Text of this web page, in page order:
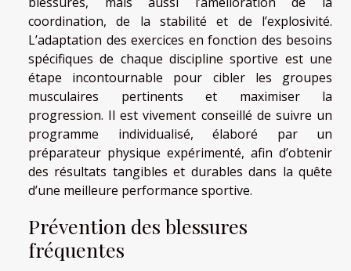
coordination, de la stabilité et de l’explosivité.
L’adaptation des exercices en fonction des besoins
spécifiques de chaque discipline sportive est une
étape incontournable pour cibler les groupes
musculaires pertinents et maximiser la
progression. Il est vivement conseillé de suivre un
programme individualisé, élaboré par un
préparateur physique expérimenté, afin d’obtenir
des résultats tangibles et durables dans la quête
d’une meilleure performance sportive.
Prévention des blessures
fréquentes